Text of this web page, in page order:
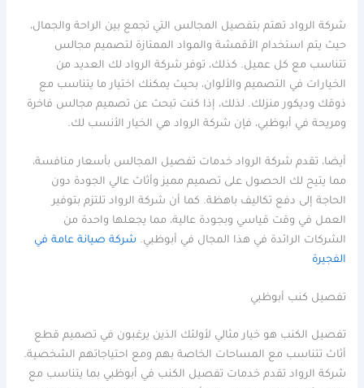
شركة الرواد تهتم بتفصيل المجالس التي تجمع بين الراحة والجمال،
حيث يتم استخدام الأقمشة والمواد الممتازة لتصميم مجالس
تتناسب مع كل عميل. كذلك، توفر شركة الرواد لك العديد من
الخيارات في التصميم والألوان، بحيث يمكنك اختيار ما يتناسب مع
ذوقك وديكور منزلك. لذلك، إذا كنت تبحث عن تصميم مجالس فاخرة
ومريحة في أبوظبي، فإن شركة الرواد هي الخيار الأنسب لك.
أيضا، تقدم شركة الرواد خدمات تفصيل المجالس بأسعار منافسة،
مما يتيح لك الحصول على تصميم مميز وأثاث عالي الجودة دون
الحاجة إلى دفع تكاليف باهظة. كما أن شركة الرواد تلتزم بتوفير
العمل في وقت قياسي وبجودة عالية، مما يجعلها واحدة من
الشركات الرائدة في هذا المجال في أبوظبي. شركة صيانة عامة في
الفجيرة
تفصيل كنب أبوظبي
تفصيل الكنب هو خيار مثالي لأولئك الذين يرغبون في تصميم قطع
أثاث تتناسب مع المساحات الخاصة بهم ومع احتياجاتهم الشخصية.
شركة الرواد تقدم خدمات تفصيل الكنب في أبوظبي بما يتناسب مع